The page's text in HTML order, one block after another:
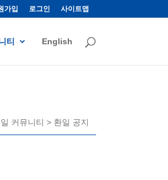
가입 로그인 사이트맵
티 English
커뮤니티 > 환일 공지